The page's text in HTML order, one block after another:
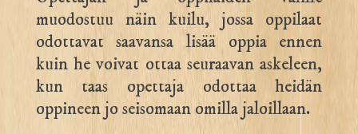
muodostuu näin kuilu, jossa oppilaat
odottavat saavansa lisää oppia ennen
kuin he voivat ottaa seuraavan askeleen,
kun taas opettaja odottaa heidän
oppineen jo seisomaan omilla jaloillaan.